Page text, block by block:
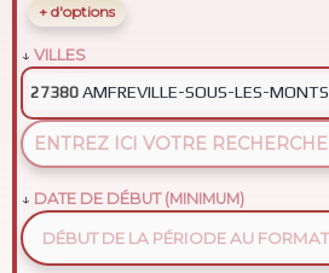
+ d'options
VILLES
27380 AMFREVILLE-SOUS-LES-MONTS
DATE DE DÉBUT (MINIMUM)